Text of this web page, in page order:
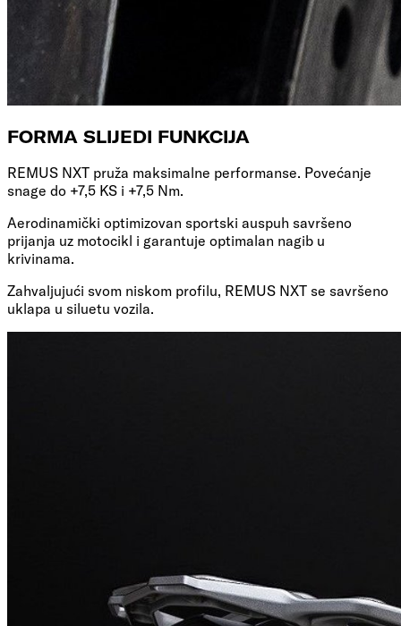
FORMA SLIJEDI FUNKCIJA
REMUS NXT pruža maksimalne performanse. Povećanje
snage do +7,5 KS i +7,5 Nm.
Aerodinamički optimizovan sportski auspuh savršeno
prijanja uz motocikl i garantuje optimalan nagib u
krivinama.
Zahvaljujući svom niskom profilu, REMUS NXT se savršeno
uklapa u siluetu vozila.